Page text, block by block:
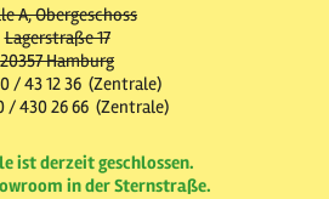
A, Obergeschoss
Lagerstraße 17
20357 Hamburg
/ 43 12 36 (Zentrale)
/ 430 26 66 (Zentrale)
ist derzeit geschlossen.
in der Sternstraße.